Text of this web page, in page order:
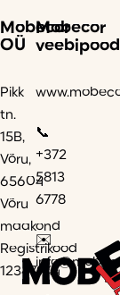
Mobecor
OÜ
Pikk
tn.
15B,
Võru,
65604
Võru
maakond
Registrikood
12347944
Mobecor
veebipood
📞
+372
5813
6778
✉️